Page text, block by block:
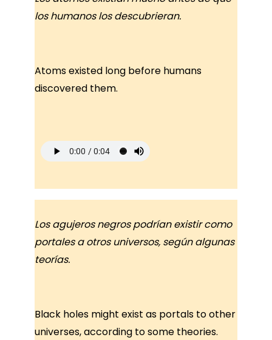
los humanos los descubrieran.
Atoms existed long before humans
discovered them.
Los agujeros negros podrían existir como
portales a otros universos, según algunas
teorías.
Black holes might exist as portals to other
universes, according to some theories.